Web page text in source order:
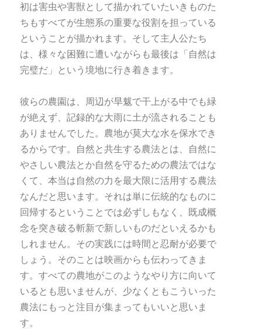
初は害虫や害獣として描かれていたいきものた
ちもすべてが生態系の重要な役割を担っている
ということが描かれます。そして主人公たち
は、様々な困難に遭いながらも最後は「自然は
完璧だ」という境地に行き着きます。
彼らの農園は、周辺が旱魃で干上がる中でも緑
が絶えず、記録的な大雨に土が流されることも
ありませんでした。農地が莫大な水を保水でき
るからです。自然と共生する農法とは、自然に
やさしい農法とか自然を守るための農法ではな
くて、本当は自然の力を最大限に活用する農法
なんだと思います。それは単に伝統的なものに
回帰するということでは必ずしもなく、既成概
念を突き破る斬新で新しいものだといえるかも
しれません。その実践には時間と忍耐が必要で
しょう。そのことは映画からも伝わってきま
す。すべての農地がこのようなやり方に向いて
いるとも思いませんが、少なくともこういった
農法にもっと注目が集まってもいいと思いま
す。